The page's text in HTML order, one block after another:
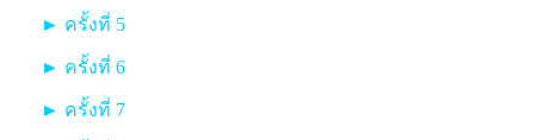
► ครั้งที่ 5
► ครั้งที่ 6
► ครั้งที่ 7